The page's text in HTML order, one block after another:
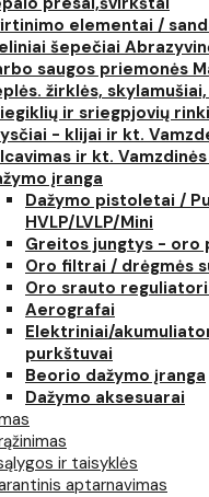
elementai /
šepečiai
saugos priemonės
žirklės,
ir sriegpjovių
- klijai ir kt.
ir kt.
įranga
Dažymo pistoletai /
HVLP/LVLP/Mini
Greitos jungtys - oro
Oro filtrai / drėgmės
Oro srauto
Aerografai
Elektriniai/
purkštuvai
Beorio dažymo įranga
Dažymo aksesuarai
ir taisyklės
aptarnavimas